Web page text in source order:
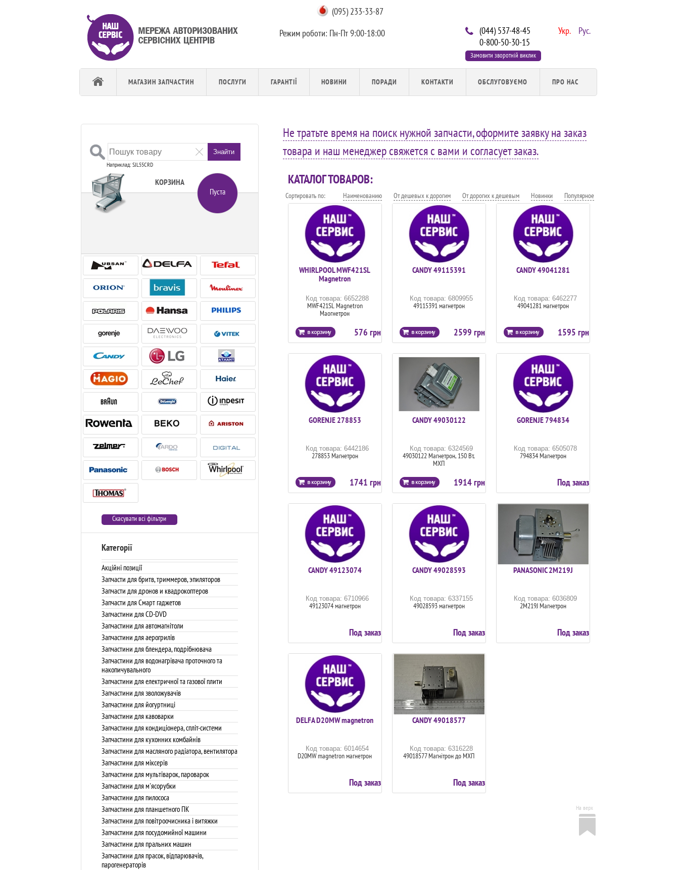
Укр. Рус.
(044) 537-48-45
0-800-50-30-15
Замовити зворотній виклик
(095) 233-33-87
Режим роботи: Пн-Пт 9:00-18:00
МАГАЗИН ЗАПЧАСТИН ПОСЛУГИ ГАРАНТІЇ НОВИНИ ПОРАДИ КОНТАКТИ ОБСЛУГОВУЄМО ПРО НАС
Не тратьте время на поиск нужной запчасти, оформите заявку на заказ
товара и наш менеджер свяжется с вами и согласует заказ.
КАТАЛОГ ТОВАРОВ:
Сортировать по: Наименованию От дешевых к дорогим От дорогих к дешевым Новинки Популярное
WHIRLPOOL MWF421SL
Magnetron
Код товара: 6652288
MWF421SL Magnetron
Маогнетрон
576 грн
CANDY 49115391
Код товара: 6809955
49115391 магнетрон
2599 грн
CANDY 49041281
Код товара: 6462277
49041281 магнетрон
1595 грн
GORENJE 278853
Код товара: 6442186
278853 Магнетрон
1741 грн
CANDY 49030122
Код товара: 6324569
49030122 Магнетрон, 150 Вт,
МХП
1914 грн
GORENJE 794834
Код товара: 6505078
794834 Магнетрон
Под заказ
CANDY 49123074
Код товара: 6710966
49123074 магнетрон
Под заказ
CANDY 49028593
Код товара: 6337155
49028593 магнетрон
Под заказ
PANASONIC 2M219J
Код товара: 6036809
2M219J Магнетрон
Под заказ
DELFA D20MW magnetron
Код товара: 6014654
D20MW magnetron магнетрон
Под заказ
CANDY 49018577
Код товара: 6316228
49018577 Магнітрон до МХП
Под заказ
На верх
Наприклад: SJL55CRD
Знайти
КОРЗИНА
Пуста
Скасувати всі фільтри
Категорії
Акційні позиції
Запчасти для бритв, триммеров, эпиляторов
Запчасти для дронов и квадрокоптеров
Запчасти для Смарт гаджетов
Запчастини для CD-DVD
Запчастини для автомагнітоли
Запчастини для аерогрилів
Запчастини для блендера, подрібнювача
Запчастини для водонагрівача проточного та
накопичувального
Запчастини для електричної та газової плити
Запчастини для зволожувачів
Запчастини для йогуртниці
Запчастини для кавоварки
Запчастини для кондиціонера, спліт-системи
Запчастини для кухонних комбайнів
Запчастини для масляного радіатора, вентилятора
Запчастини для міксерів
Запчастини для мультіварок, пароварок
Запчастини для м'ясорубки
Запчастини для пилососа
Запчастини для планшетного ПК
Запчастини для повітроочисника і витяжки
Запчастини для посудомийної машини
Запчастини для пральних машин
Запчастини для прасок, відпарювачів,
парогенераторів